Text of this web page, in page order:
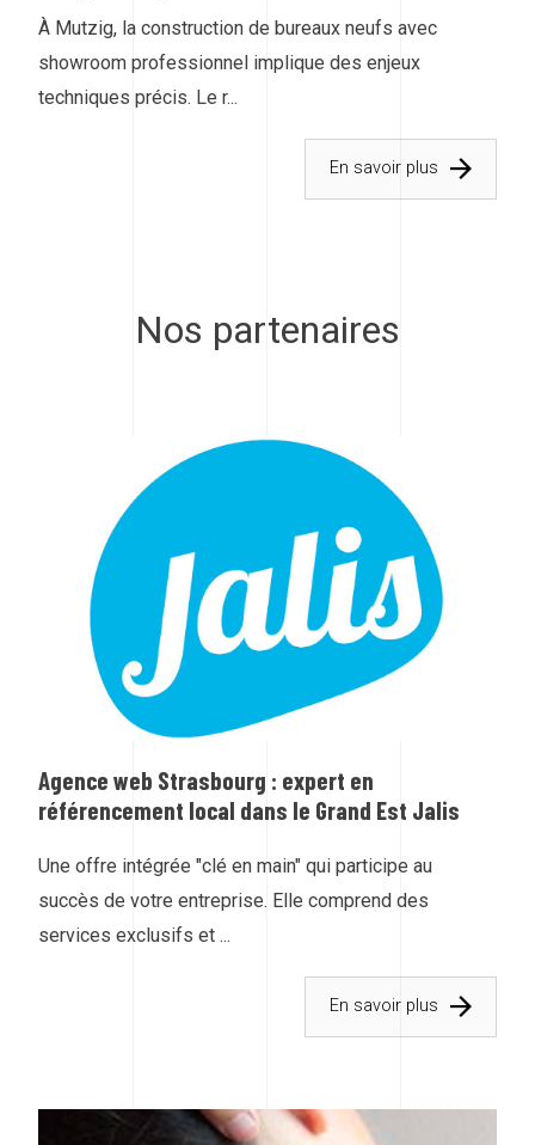
À Mutzig, la construction de bureaux neufs avec
showroom professionnel implique des enjeux
techniques précis. Le r...
En savoir plus
Nos partenaires
Agence web Strasbourg : expert en
référencement local dans le Grand Est Jalis
Une offre intégrée "clé en main" qui participe au
succès de votre entreprise. Elle comprend des
services exclusifs et ...
En savoir plus